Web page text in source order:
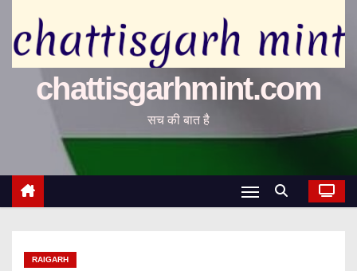
chattisgarhmint.com
सच की बात है
RAIGARH